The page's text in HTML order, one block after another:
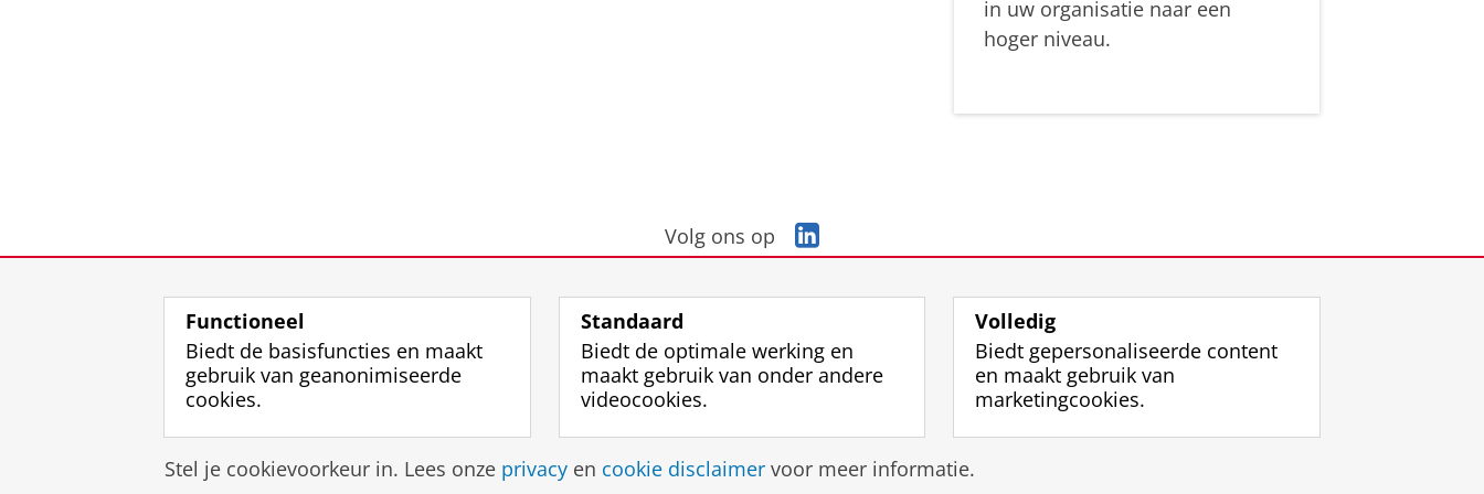
in uw organisatie naar een
hoger niveau.
Volg ons op
i
d
I
a
Disclaimer & Copyright Privacy Cookies Inloggen
Functioneel
Biedt de basisfuncties en maakt
gebruik van geanonimiseerde
cookies.
Standaard
Biedt de optimale werking en
maakt gebruik van onder andere
videocookies.
Volledig
Biedt gepersonaliseerde content
en maakt gebruik van
marketingcookies.
Stel je cookievoorkeur in. Lees onze privacy en cookie disclaimer voor meer informatie.